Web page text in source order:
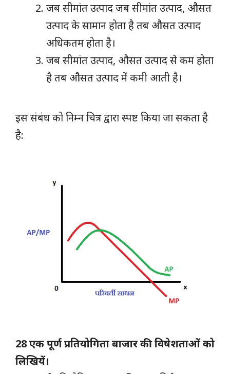
जब सीमांत उत्पाद जब सीमांत उत्पाद, औसत
उत्पाद के सामान होता है तब औसत उत्पाद
अधिकतम होता है।
जब सीमांत उत्पाद, औसत उत्पाद से कम होता
है तब औसत उत्पाद में कमी आती है।
इस संबंध को निम्न चित्र द्वारा स्पष्ट किया जा सकता है
है:
28 एक पूर्ण प्रतियोगिता बाजार की विषेशताओं को
लिखियें।